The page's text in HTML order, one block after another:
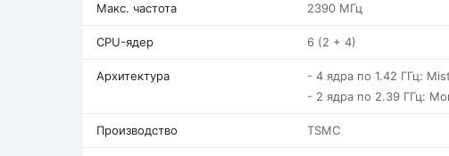
Макс. частота 2390 МГц
CPU-ядер 6 (2 + 4)
Архитектура
- 4 ядра по 1.42 ГГц:
- 2 ядра по 2.39 ГГц:
Производство TSMC